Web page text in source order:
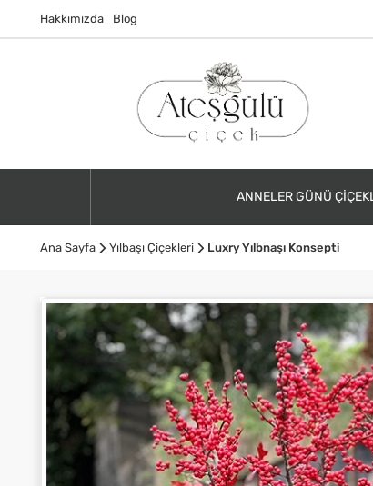
Hakkımızda Blog
ANNELER GÜNÜ
Ana Sayfa Yılbaşı Çiçekleri Luxry Yılbnaşı Konsepti